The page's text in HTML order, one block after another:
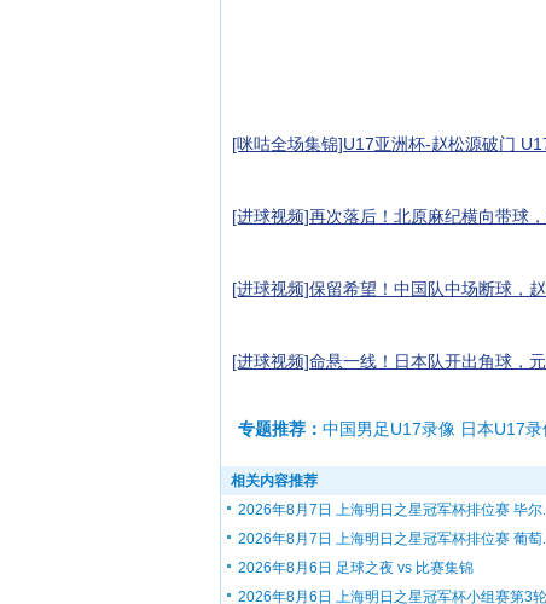
[咪咕全场集锦]U17亚洲杯-赵松源破门
[进球视频]再次落后！北原麻纪横向带球
[进球视频]保留希望！中国队中场断球，
[进球视频]命悬一线！日本队开出角球，
专题推荐： 中国男足U17录像 日本U17录
相关内容推荐
2026年8月7日 上海明日之星冠军杯排位赛 毕尔
2026年8月7日 上海明日之星冠军杯排位赛 葡萄
2026年8月6日 足球之夜 vs 比赛集锦
2026年8月6日 上海明日之星冠军杯小组赛第3